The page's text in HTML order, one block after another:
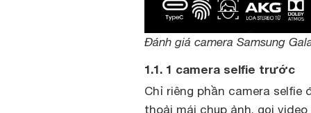
Đánh giá camera Samsung
1.1. 1 camera selfie trước
Chỉ riêng phần camera
thoải mái chụp ảnh, gọi